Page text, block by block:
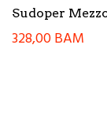
Sudoper
328,00BAM